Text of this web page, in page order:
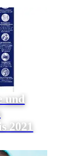
und
2021